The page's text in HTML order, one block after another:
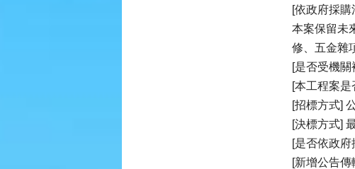
[依政府採
本案保留未
修、五金雜
[是否受機關
[本工程案
[招標方式]
[決標方式]
[是否依政
[新增公告傳